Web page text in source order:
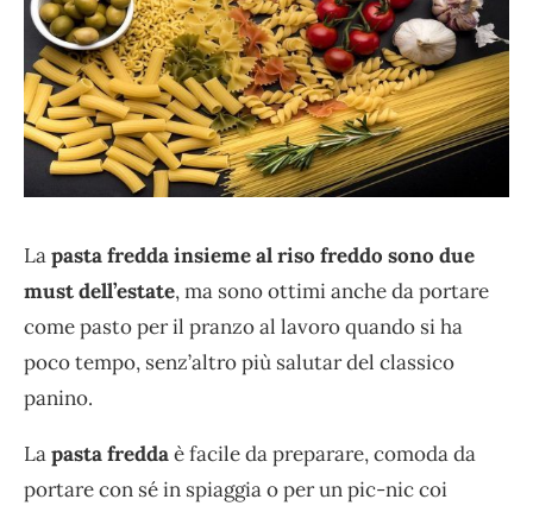
Lapasta fredda insieme al riso freddo sono due
must dell’estate, ma sono ottimi anche da portare
come pasto per il pranzo al lavoro quando si ha
poco tempo, senz’altro più salutar del classico
panino.
Lapasta freddaè facile da preparare, comoda da
portare con sé in spiaggia o per un pic-nic coi